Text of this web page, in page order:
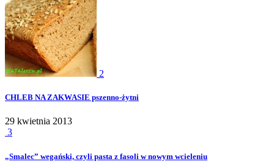
2
CHLEB NA ZAKWASIE pszenno-żytni
29 kwietnia 2013
3
„Smalec” wegański, czyli pasta z fasoli w nowym wcieleniu